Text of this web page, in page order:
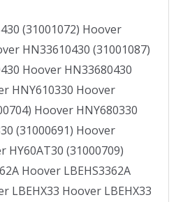
(31001072) Hoover
HN33610430 (31001087)
Hoover HN33680430
HNY610330 Hoover
Hoover HNY680330
(31000691) Hoover
HY60AT30 (31000709)
Hoover LBEHS3362A
LBEHX33 Hoover LBEHX33